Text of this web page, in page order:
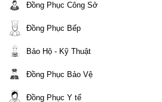
Đồng Phục Công Sở
Đồng Phục Bếp
Bảo Hộ - Kỹ Thuật
Đồng Phục Bảo Vệ
Đồng Phục Y tế